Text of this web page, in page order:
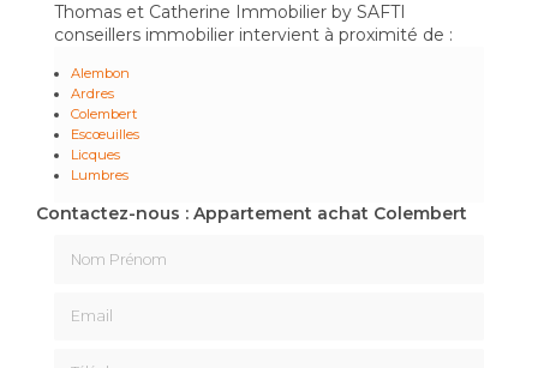
Thomas et Catherine Immobilier by SAFTI
conseillers immobilier intervient à proximité de :
Alembon
Ardres
Colembert
Escœuilles
Licques
Lumbres
Contactez-nous : Appartement achat Colembert